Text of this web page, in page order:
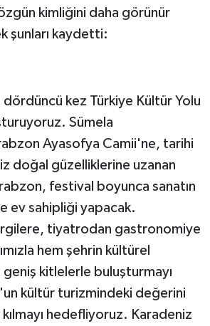
kimliğini daha görünür
şunları kaydetti:
dördüncü kez Türkiye Kültür Yolu
Sümela
Ayasofya Camii'ne, tarihi
doğal güzelliklerine uzanan
festival boyunca sanatın
ev sahipliği yapacak.
tiyatrodan gastronomiye
hem şehrin kültürel
kitlelerle buluşturmayı
kültür turizmindeki değerini
hedefliyoruz. Karadeniz